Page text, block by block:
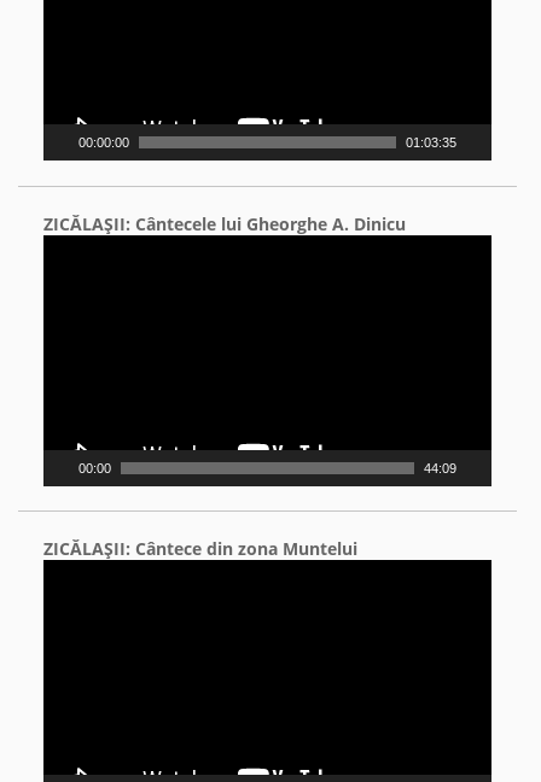
00:00:00 01:03:35
ZICĂLAŞII: Cântecele lui Gheorghe A. Dinicu
00:00 44:09
ZICĂLAŞII: Cântece din zona Muntelui